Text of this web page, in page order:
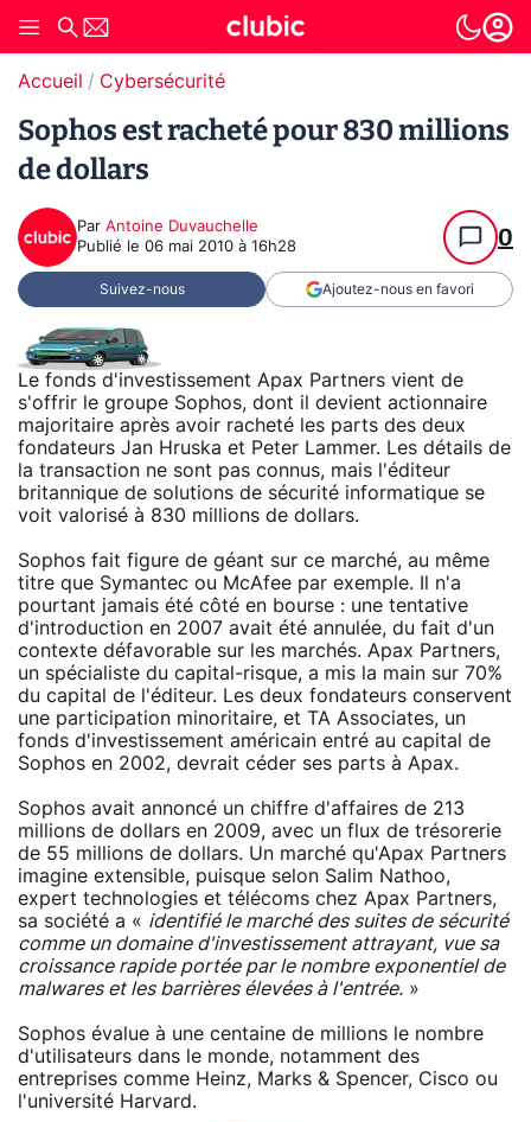
Accueil Cybersécurité
Sophos est racheté pour 830 millions
de dollars
Par Antoine Duvauchelle
Publié le 06 mai 2010 à 16h28 0
Suivez-nous Ajoutez-nous en favori
Le fonds d'investissement Apax Partners vient de
s'offrir le groupe Sophos, dont il devient actionnaire
majoritaire après avoir racheté les parts des deux
fondateurs Jan Hruska et Peter Lammer. Les détails de
la transaction ne sont pas connus, mais l'éditeur
britannique de solutions de sécurité informatique se
voit valorisé à 830 millions de dollars.
Sophos fait figure de géant sur ce marché, au même
titre que Symantec ou McAfee par exemple. Il n'a
pourtant jamais été côté en bourse : une tentative
d'introduction en 2007 avait été annulée, du fait d'un
contexte défavorable sur les marchés. Apax Partners,
un spécialiste du capital-risque, a mis la main sur 70%
du capital de l'éditeur. Les deux fondateurs conservent
une participation minoritaire, et TA Associates, un
fonds d'investissement américain entré au capital de
Sophos en 2002, devrait céder ses parts à Apax.
Sophos avait annoncé un chiffre d'affaires de 213
millions de dollars en 2009, avec un flux de trésorerie
de 55 millions de dollars. Un marché qu'Apax Partners
imagine extensible, puisque selon Salim Nathoo,
expert technologies et télécoms chez Apax Partners,
sa société a « identifié le marché des suites de sécurité
comme un domaine d'investissement attrayant, vue sa
croissance rapide portée par le nombre exponentiel de
malwares et les barrières élevées à l'entrée. »
Sophos évalue à une centaine de millions le nombre
d'utilisateurs dans le monde, notamment des
entreprises comme Heinz, Marks & Spencer, Cisco ou
l'université Harvard.